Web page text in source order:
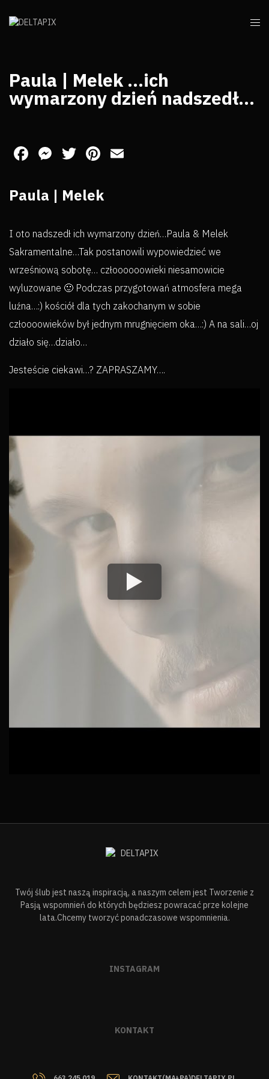
Paula | Melek …ich
wymarzony dzień nadszedł…
Facebook
Messenger
TwitterPinterest
Paula | Melek
I oto nadszedł ich wymarzony dzień…Paula & Melek
Sakramentalne…Tak postanowili wypowiedzieć we
wrześniową sobotę… człoooooowieki niesamowicie
wyluzowane 🙂 Podczas przygotowań atmosfera mega
luźna…:) kościół dla tych zakochanym w sobie
człoooowieków był jednym mrugnięciem oka…:) A na sali…oj
działo się…działo…
Jesteście ciekawi…? ZAPRASZAMY….
Twój ślub jest naszą inspiracją, a naszym celem jest Tworzenie z
Pasją wspomnień do których będziesz powracać prze kolejne
lata.Chcemy tworzyć ponadczasowe wspomnienia.
INSTAGRAM
KONTAKT